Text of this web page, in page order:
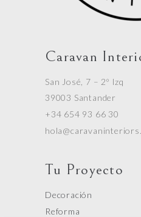
Caravan
San José, 7 – 2º Izq
39003 Santander
+34 654 93 66 30
Tu Proyecto
Decoración
Reforma